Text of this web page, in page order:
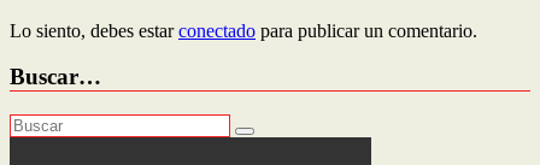
Lo siento, debes estarconectado para publicar un comentario.
Buscar…